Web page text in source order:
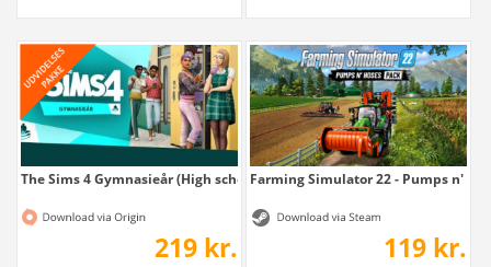
The Sims 4 Gymnasieår (High school years)
219 kr.
Farming Simulator 22 - Pumps n'
119 kr.